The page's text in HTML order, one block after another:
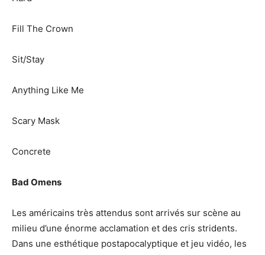
Fill The Crown
Sit/Stay
Anything Like Me
Scary Mask
Concrete
Bad Omens
Les américains très attendus sont arrivés sur scène au
milieu d’une énorme acclamation et des cris stridents.
Dans une esthétique postapocalyptique et jeu vidéo, les